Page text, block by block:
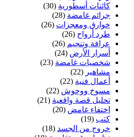
كائنات أسطورية (30)
جرائم غامضة (28)
خوارق ومعجزات (26)
طرد أرواح (26)
عرافة وتنجيم (26)
أسرار الأرض (24)
شخصيات غامضة (23)
مشاهير (22)
أعمال فنية (22)
مسوخ ووحوش (22)
تحليل قصة واقعية (21)
اختفاء غامض (20)
كتب (19)
خروج من الجسد (18)